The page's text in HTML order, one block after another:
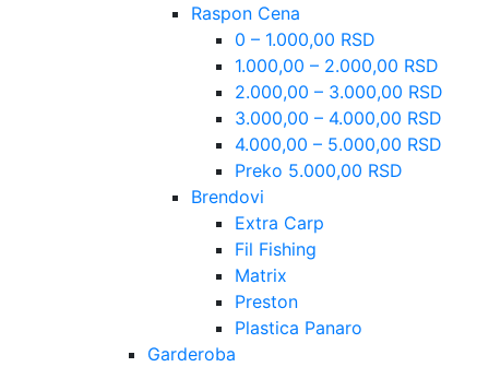
Raspon Cena
0 – 1.000,00 RSD
1.000,00 – 2.000,00 RSD
2.000,00 – 3.000,00 RSD
3.000,00 – 4.000,00 RSD
4.000,00 – 5.000,00 RSD
Preko 5.000,00 RSD
Brendovi
Extra Carp
Fil Fishing
Matrix
Preston
Plastica Panaro
Garderoba